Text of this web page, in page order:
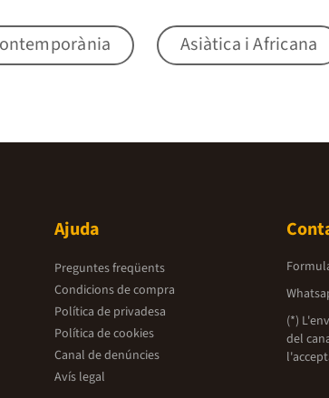
Asiàtica i Africana
Ajuda
Preguntes freqüents
Condicions de compra
Política de privadesa
Política de cookies
Canal de denúncies
Avís legal
(*)
del